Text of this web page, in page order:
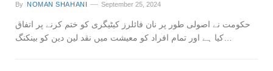
By NOMAN SHAHANI September 25, 2024
حکومت نے اصولی طور پر نان فائلرز کیٹیگری کو ختم کرنے پر اتفاق